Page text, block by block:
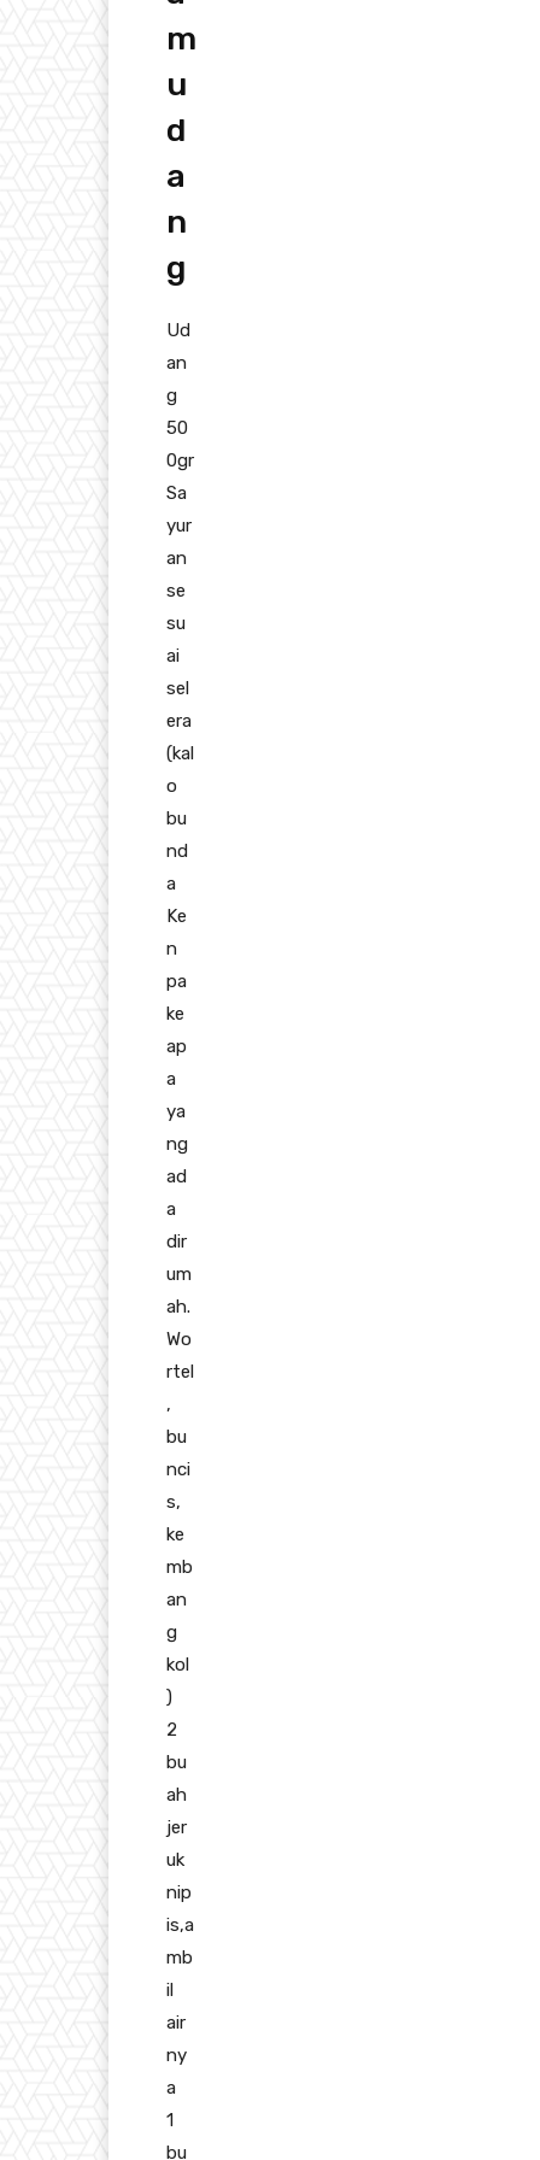
m
u
d
a
n
g
Ud
an
g
50
0gr
Sa
yur
an
se
su
ai
sel
era
(kal
o
bu
nd
a
Ke
n
pa
ke
ap
a
ya
ng
ad
a
dir
um
ah.
Wo
rtel
,
bu
nci
s,
ke
mb
an
g
kol
)
2
bu
ah
jer
uk
nip
is,a
mb
il
air
ny
a
1
bu